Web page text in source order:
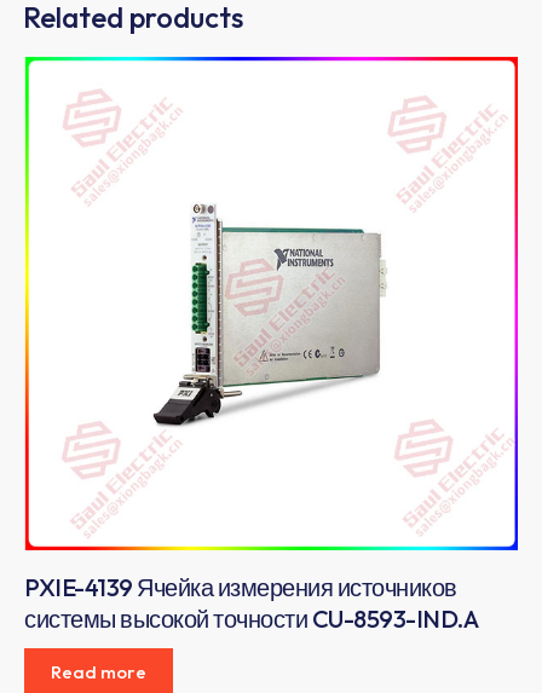
Related products
PXIE-4139 Ячейка измерения источников
системы высокой точности CU-8593-IND.A
Read more